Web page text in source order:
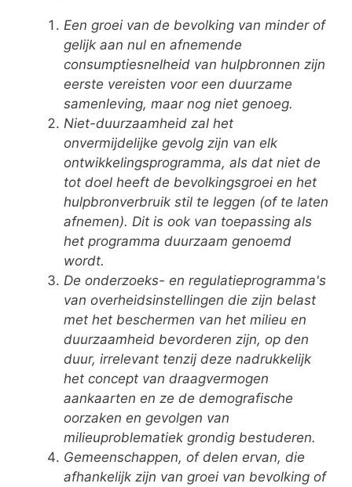
Een groei van de bevolking van minder of
gelijk aan nul en afnemende
consumptiesnelheid van hulpbronnen zijn
eerste vereisten voor een duurzame
samenleving, maar nog niet genoeg.
Niet-duurzaamheid zal het
onvermijdelijke gevolg zijn van elk
ontwikkelingsprogramma, als dat niet de
tot doel heeft de bevolkingsgroei en het
hulpbronverbruik stil te leggen (of te laten
afnemen). Dit is ook van toepassing als
het programma duurzaam genoemd
wordt.
De onderzoeks- en regulatieprogramma's
van overheidsinstellingen die zijn belast
met het beschermen van het milieu en
duurzaamheid bevorderen zijn, op den
duur, irrelevant tenzij deze nadrukkelijk
het concept van draagvermogen
aankaarten en ze de demografische
oorzaken en gevolgen van
milieuproblematiek grondig bestuderen.
Gemeenschappen, of delen ervan, die
afhankelijk zijn van groei van bevolking of